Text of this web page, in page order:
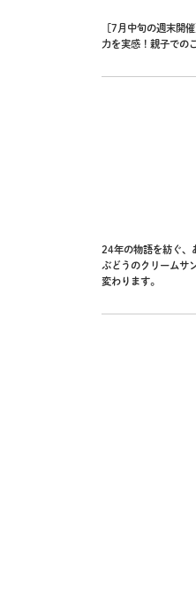
［7月中旬の週末開
力を実感！親子での
24年の物語を紡ぐ、
ぶどうのクリームサ
変わります。